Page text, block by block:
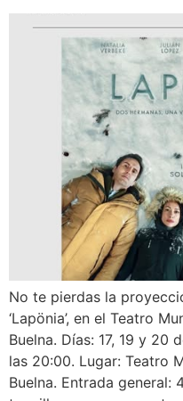
No te pierdas la
‘Lapönia’, en el Teatro
Buelna. Días: 17, 19 y 20
las 20:00. Lugar: Teatro
Buelna. Entrada general: